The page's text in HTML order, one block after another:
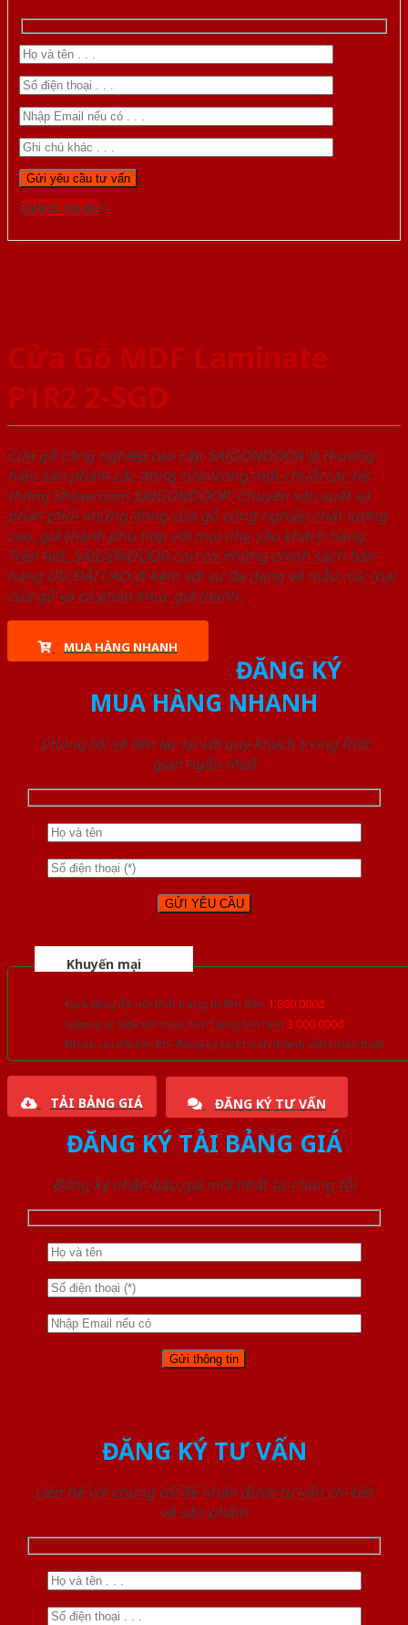
Gọi 0976.169.864
Cửa Gỗ MDF Laminate
P1R2 2-SGD
Cửa gỗ công nghiệp cao cấp SAIGONDOOR là thương
hiệu sản phẩm các dòng cửa trong một chuỗi các hệ
thống Showroom SAIGONDOOR. Chuyên sản xuất và
phân phối những dòng cửa gỗ công nghiệp chất lượng
cao, giá thành phù hợp với mọi nhu cầu khách hàng.
Trên hết, SAIGONDOOR còn có những chính sách bán
hàng ƯU ĐÃI CAO đi kèm với sự đa dạng về mẫu mã, loại
cửa gỗ và cả phân khúc giá thành.
MUA HÀNG NHANH
ĐĂNG KÝ
MUA HÀNG NHANH
Chúng tôi sẽ liên lạc lại với quý khách trong thời
gian ngắn nhất
Khuyến mại
Quà tặng đồ nội thất trang trí lên đến 1.000.000đ
Giảm trực tiếp khi mua đơn hàng lớn hơn 3.000.000đ
Nhiều ưu đãi lớn khi đăng ký tài khoản thành viên thân thiết
TẢI BẢNG GIÁ ĐĂNG KÝ TƯ VẤN
ĐĂNG KÝ TẢI BẢNG GIÁ
Đăng ký nhận báo giá mới nhất từ chúng tôi
ĐĂNG KÝ TƯ VẤN
Liên hệ với chúng tôi để nhận được tư vấn chi tiết
về sản phẩm